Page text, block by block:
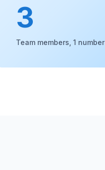
3
Team members, 1 number